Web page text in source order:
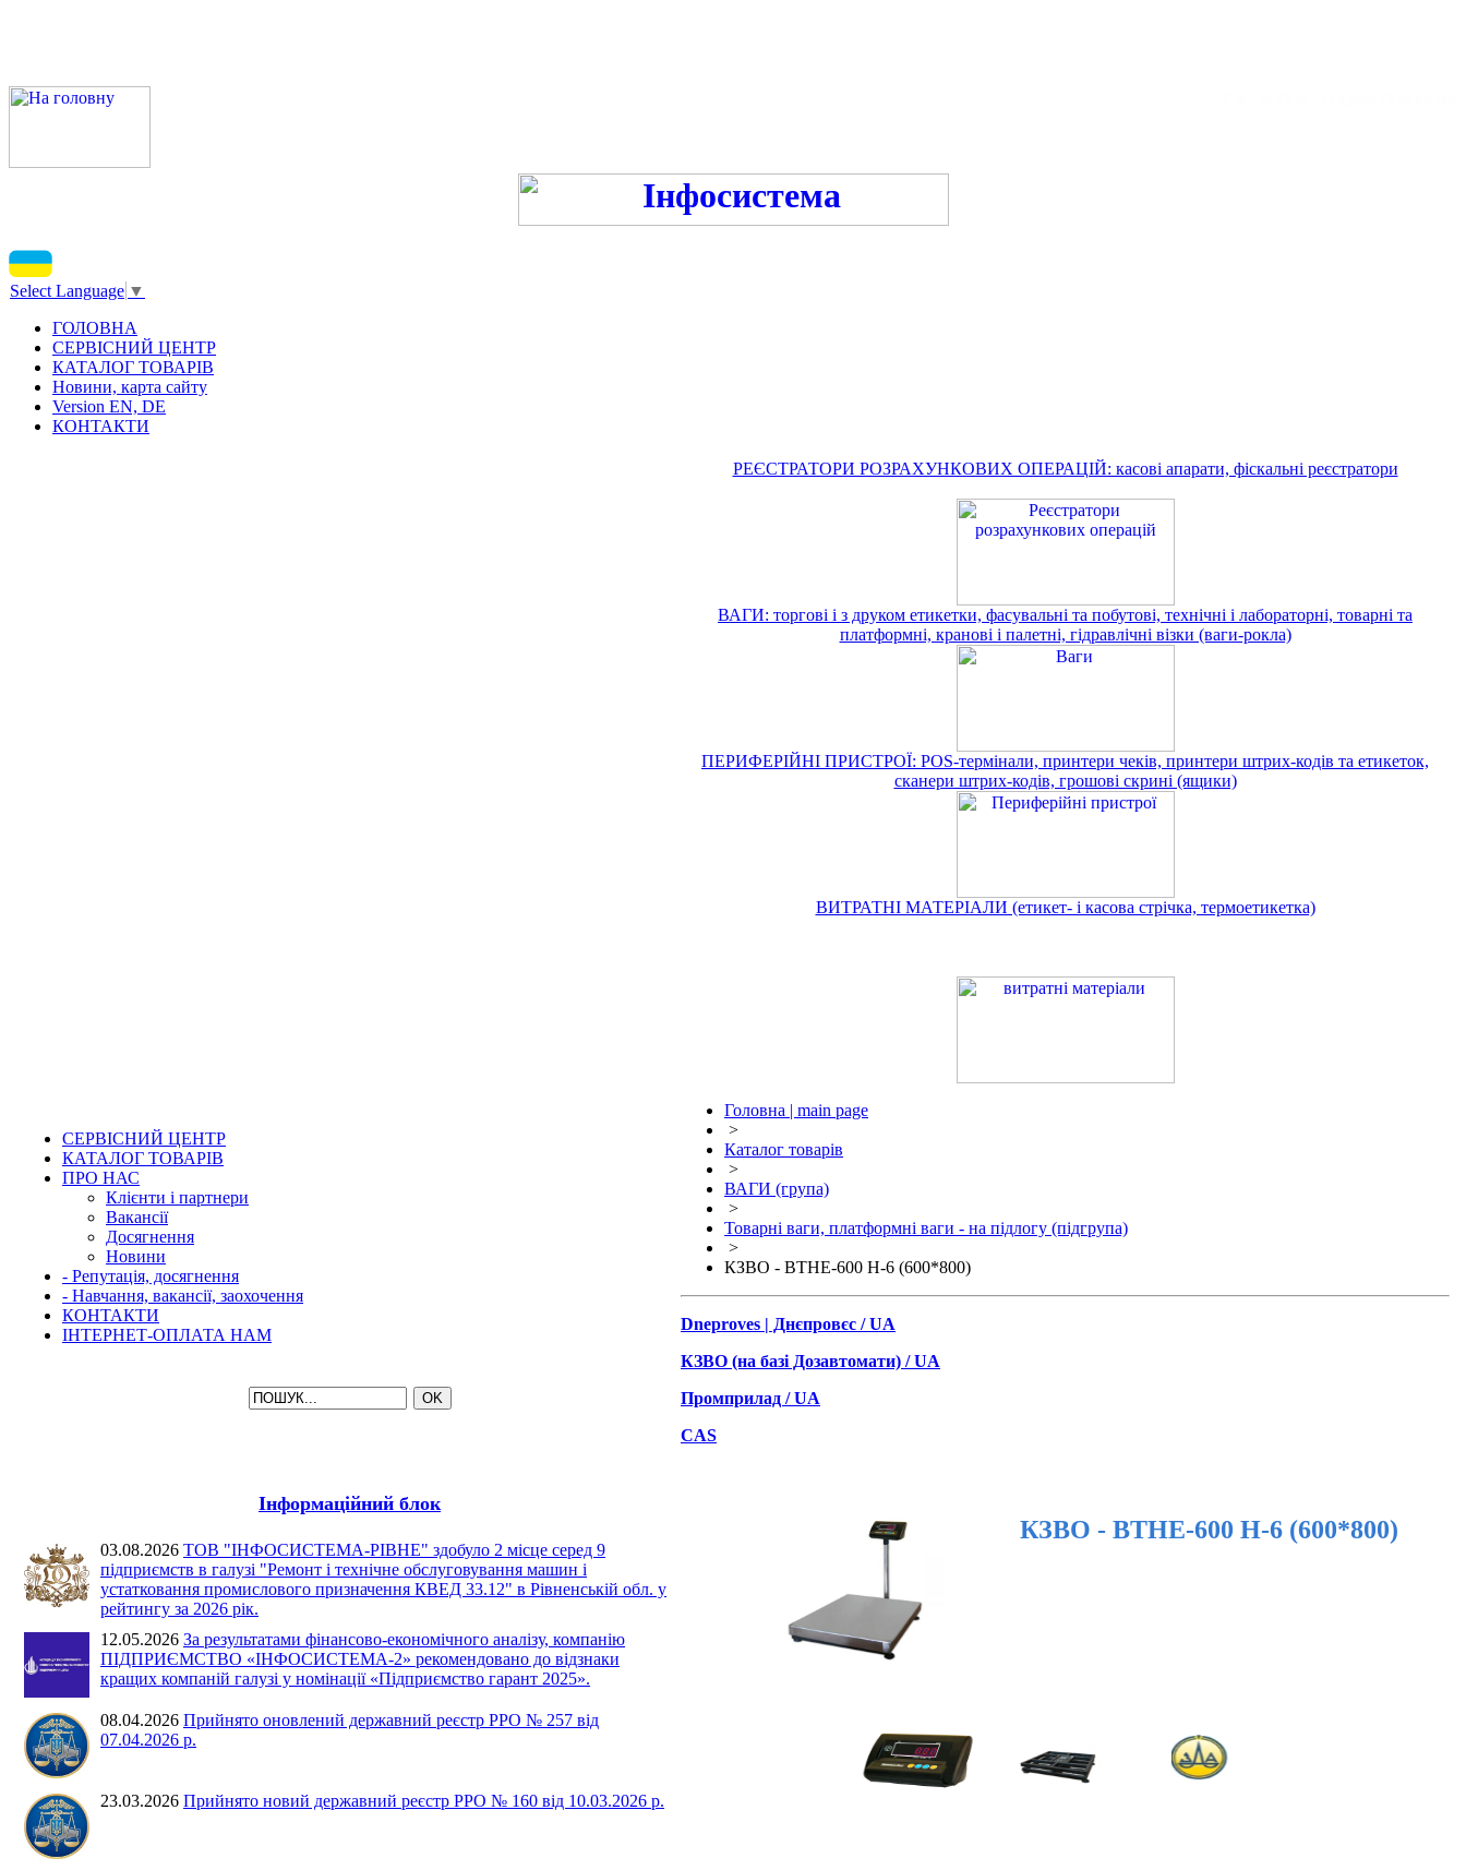
Select Language ▼
ГОЛОВНА
СЕРВІСНИЙ ЦЕНТР
КАТАЛОГ ТОВАРІВ
Новини, карта сайту
Version EN, DE
КОНТАКТИ
СЕРВІСНИЙ ЦЕНТР
КАТАЛОГ ТОВАРІВ
ПРО НАС
Клієнти і партнери
Вакансії
Досягнення
Новини
- Репутація, досягнення
- Навчання, вакансії, заохочення
КОНТАКТИ
ІНТЕРНЕТ-ОПЛАТА НАМ
Інформаційний блок
03.08.2026 ТОВ "ІНФОСИСТЕМА-РІВНЕ" здобуло 2 місце серед 9
підприємств в галузі "Ремонт і технічне обслуговування машин і
устатковання промислового призначення КВЕД 33.12" в Рівненській обл. у
рейтингу за 2026 рік.
12.05.2026 За результатами фінансово-економічного аналізу, компанію
ПІДПРИЄМСТВО «ІНФОСИСТЕМА-2» рекомендовано до відзнаки
кращих компаній галузі у номінації «Підприємство гарант 2025».
08.04.2026 Прийнято оновлений державний реєстр РРО № 257 від
07.04.2026 р.
23.03.2026 Прийнято новий державний реєстр РРО № 160 від 10.03.2026 р.
РЕЄСТРАТОРИ РОЗРАХУНКОВИХ ОПЕРАЦІЙ: касові апарати, фіскальні реєстратори
ВАГИ: торгові і з друком етикетки, фасувальні та побутові, технічні і лабораторні, товарні та
платформні, кранові і палетні, гідравлічні візки (ваги-рокла)
ПЕРИФЕРІЙНІ ПРИСТРОЇ: POS-термінали, принтери чеків, принтери штрих-кодів та етикеток,
сканери штрих-кодів, грошові скрині (ящики)
ВИТРАТНІ МАТЕРІАЛИ (етикет- і касова стрічка, термоетикетка)
Головна | main page
>
Каталог товарів
>
ВАГИ (група)
>
Товарні ваги, платформні ваги - на підлогу (підгрупа)
>
КЗВО - ВТНЕ-600 Н-6 (600*800)
Dneproves | Днєпровєс / UA
КЗВО (на базі Дозавтомати) / UA
Промприлад / UA
CAS
КЗВО - ВТНЕ-600 Н-6 (600*800)